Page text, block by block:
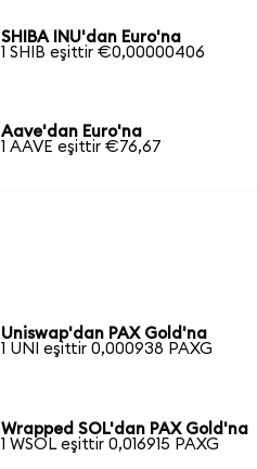
SHIBA INU'dan Euro'na
1 SHIB eşittir €0,00000406
Aave'dan Euro'na
1 AAVE eşittir €76,67
Uniswap'dan PAX Gold'na
1 UNI eşittir 0,000938 PAXG
Wrapped SOL'dan PAX Gold'na
1 WSOL eşittir 0,016915 PAXG